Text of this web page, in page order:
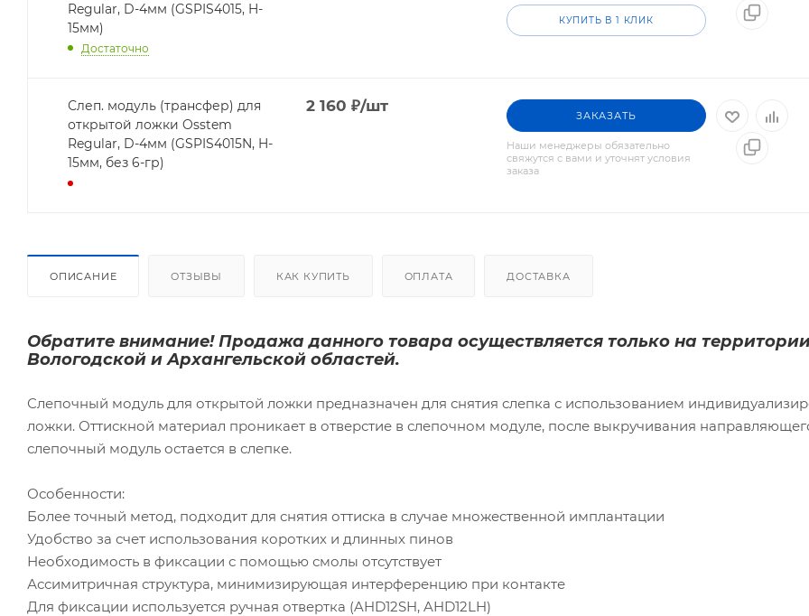
Regular, D-4мм (GSPIS4015, H-
15мм)
Достаточно
КУПИТЬ В 1 КЛИК
Слеп. модуль (трансфер) для
открытой ложки Osstem
Regular, D-4мм (GSPIS4015N, H-
15мм, без 6-гр)
2 160 ₽/шт
ЗАКАЗАТЬ
Наши менеджеры обязательно
свяжутся с вами и уточнят условия
заказа
ОПИСАНИЕ ОТЗЫВЫ КАК КУПИТЬ ОПЛАТА ДОСТАВКА
Обратите внимание! Продажа данного товара осуществляется только на
Вологодской и Архангельской областей.
Слепочный модуль для открытой ложки предназначен для снятия слепка с использованием
ложки. Оттискной материал проникает в отверстие в слепочном модуле, после выкручивания
слепочный модуль остается в слепке.
Особенности:
Более точный метод, подходит для снятия оттиска в случае множественной имплантации
Удобство за счет использования коротких и длинных пинов
Необходимость в фиксации с помощью смолы отсутствует
Ассимитричная структура, минимизирующая интерференцию при контакте
Для фиксации используется ручная отвертка (AHD12SH, AHD12LH)